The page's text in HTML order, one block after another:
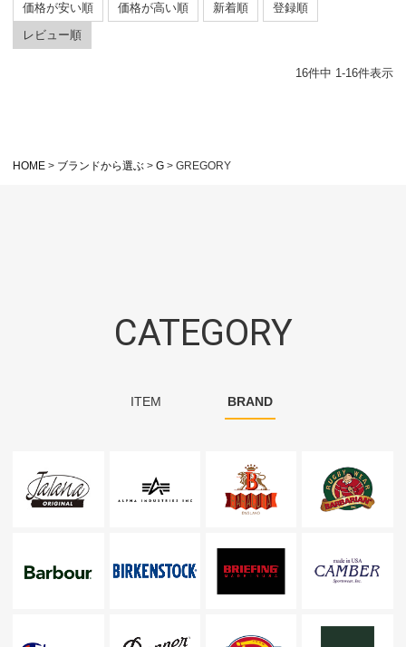
価格が安い順
価格が高い順 新着順
登録順
レビュー順
16件中 1-16件表示
HOME ブランドから選ぶ G GREGORY
CATEGORY
ITEM BRAND